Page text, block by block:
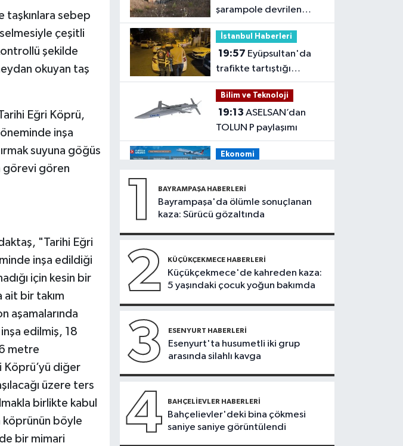
taşkınlara sebep
çeşitli
şekilde
okuyan taş
Eğri Köprü,
inşa
suyuna göğüs
görevi gören
"Tarihi Eğri
inşa edildiği
için kesin bir
ait bir takım
aşamalarında
edilmiş, 18
metre
Köprü’yü diğer
üzere ters
birlikte kabul
köprünün böyle
bir mimari
şarampole devrilen
hafriyat kamyonunun
şoförü yaralandı
İstanbul Haberleri
19:57
trafikte tartıştığı
sürücünün önünü kesip
tehdit eden saldırgana
180 bin lira ceza
Bilim ve Teknoloji
19:13
TOLUN P paylaşımı
Ekonomi
ayında 9,5 milyon yolcu
taşıdı
Bilim ve Teknoloji
nesil uydulara taşınıyor
Otomobil
19:03Motosiklet
deneyimi denize
Güncel
19:00'Çerçeve yasa'
teklifi komisyonda
1 BAYRAMPAŞA HABERLERI
Bayrampaşa'da ölümle sonuçlanan
kaza: Sürücü gözaltında
2 KÜÇÜKÇEKMECE HABERLERI
Küçükçekmece'de kahreden kaza:
5 yaşındaki çocuk yoğun bakımda
3 ESENYURT HABERLERI
Esenyurt'ta husumetli iki grup
arasında silahlı kavga
4 BAHÇELIEVLER HABERLERI
Bahçelievler'deki bina çökmesi
saniye saniye görüntülendi